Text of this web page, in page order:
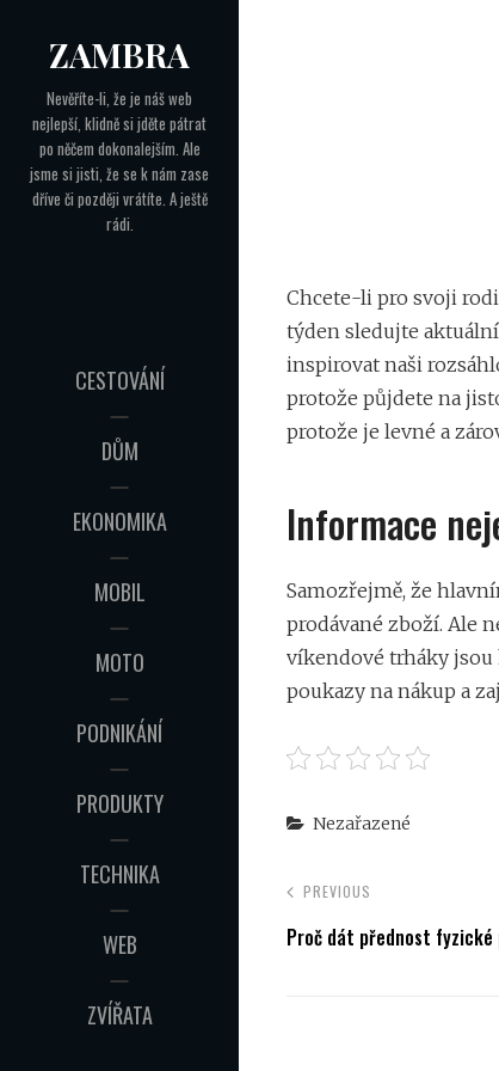
ZAMBRA
Nevěříte-li, že je náš web
nejlepší, klidně si jděte pátrat
po něčem dokonalejším. Ale
jsme si jisti, že se k nám zase
dříve či později vrátíte. A ještě
rádi.
CESTOVÁNÍ
DŮM
EKONOMIKA
MOBIL
MOTO
PODNIKÁNÍ
PRODUKTY
TECHNIKA
WEB
ZVÍŘATA
Chcete-li pro svoji
týden sledujte
inspirovat naši
protože půjdete na
protože je levné a
Informace
Samozřejmě, že
prodávané zboží. Ale
víkendové trháky jsou
poukazy na nákup a
Categories
Nezařazené
PREVIOUS
Proč dát přednost fyzické